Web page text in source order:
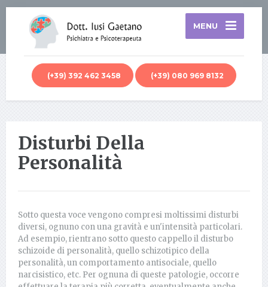
MENU
(+39) 392 462 3458 (+39) 080 969 8132
Disturbi Della
Personalità
Sotto questa voce vengono compresi moltissimi disturbi
diversi, ognuno con una gravità e un'intensità particolari.
Ad esempio, rientrano sotto questo cappello il disturbo
schizoide di personalità, quello schizotipico della
personalità, un comportamento antisociale, quello
narcisistico, etc. Per ognuna di queste patologie, occorre